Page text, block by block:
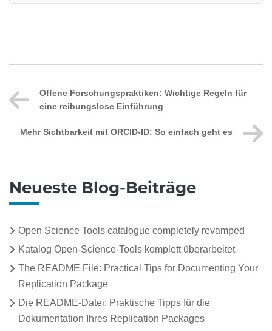
Neueste Blog-Beiträge
Open Science Tools catalogue completely revamped
Katalog Open-Science-Tools komplett überarbeitet
The README File: Practical Tips for Documenting Your
Replication Package
Die README-Datei: Praktische Tipps für die
Dokumentation Ihres Replication Packages
Offene Forschungspraktiken: Wichtige Regeln für
eine reibungslose Einführung
Mehr Sichtbarkeit mit ORCID-ID: So einfach geht es